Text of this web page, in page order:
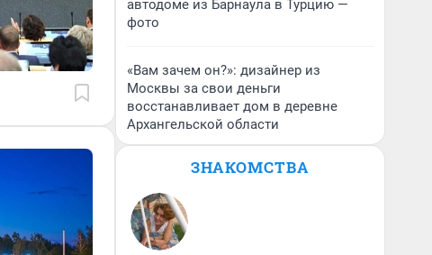
автодоме из Барнаула в Турцию —
фото
«Вам зачем он?»: дизайнер из
Москвы за свои деньги
восстанавливает дом в деревне
Архангельской области
ЗНАКОМСТВА